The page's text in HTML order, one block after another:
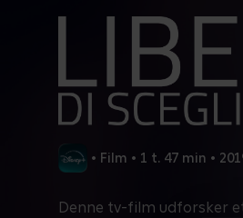
• Film • 1 t. 47 min •
Denne tv-film udforsker